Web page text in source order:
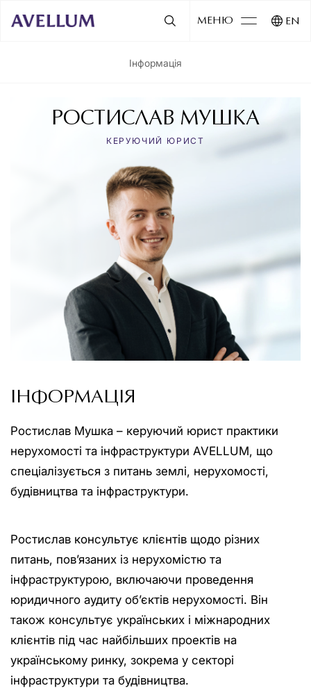
МЕНЮ EN
Інформація
РОСТИСЛАВ МУШКА
КЕРУЮЧИЙ ЮРИСТ
ІНФОРМАЦІЯ
Ростислав Мушка – керуючий юрист практики
нерухомості та інфраструктури AVELLUM, що
спеціалізується з питань землі, нерухомості,
будівництва та інфраструктури.
Ростислав консультує клієнтів щодо різних
питань, пов’язаних із нерухомістю та
інфраструктурою, включаючи проведення
юридичного аудиту об’єктів нерухомості. Він
також консультує українських і міжнародних
клієнтів під час найбільших проектів на
українському ринку, зокрема у секторі
інфраструктури та будівництва.